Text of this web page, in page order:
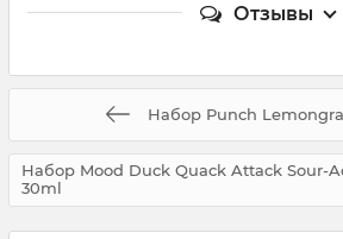
Отзывы
Набор Punch
Набор Mood Duck Quack Attack Sour-
30ml